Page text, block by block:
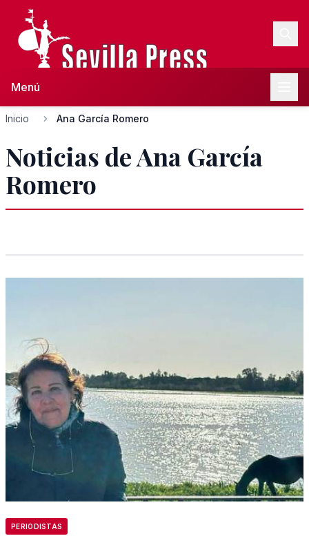
Menú
Inicio Ana García Romero
Noticias de Ana García
Romero
PERIODISTAS